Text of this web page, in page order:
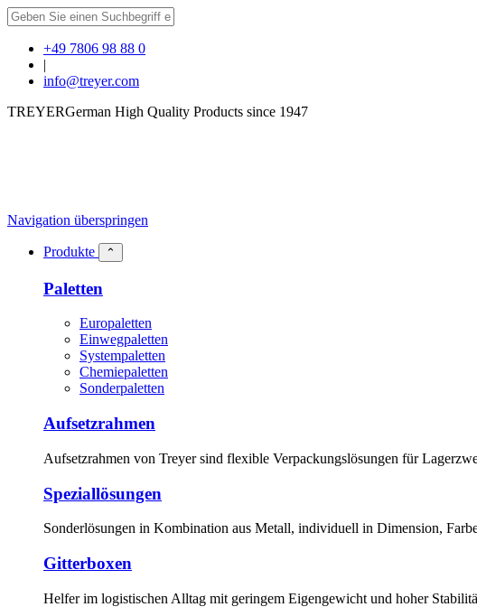
+49 7806 98 88 0
|
info@treyer.com
TREYERGerman High Quality Products since 1947
Navigation überspringen
Produkte ⌃
Paletten
Europaletten
Einwegpaletten
Systempaletten
Chemiepaletten
Sonderpaletten
Aufsetzrahmen
Aufsetzrahmen von Treyer sind flexible Verpackungslösungen für
Speziallösungen
Sonderlösungen in Kombination aus Metall, individuell in Dimension,
Gitterboxen
Helfer im logistischen Alltag mit geringem Eigengewicht und hoher